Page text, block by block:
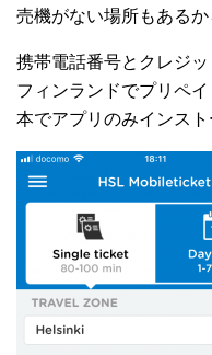
売機がない場所もあるか
携帯電話番号とクレジッ
フィンランドでプリペ
本でアプリのみインスト